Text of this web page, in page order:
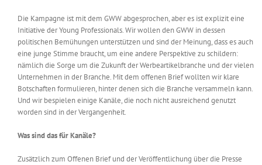
Die Kampagne ist mit dem GWW abgesprochen, aber es ist explizit eine
Initiative der Young Professionals. Wir wollen den GWW in dessen
politischen Bemühungen unterstützen und sind der Meinung, dass es auch
eine junge Stimme braucht, um eine andere Perspektive zu schildern:
nämlich die Sorge um die Zukunft der Werbeartikelbranche und der vielen
Unternehmen in der Branche. Mit dem offenen Brief wollten wir klare
Botschaften formulieren, hinter denen sich die Branche versammeln kann.
Und wir bespielen einige Kanäle, die noch nicht ausreichend genutzt
worden sind in der Vergangenheit.
Was sind das für Kanäle?
Zusätzlich zum Offenen Brief und der Veröffentlichung über die Presse